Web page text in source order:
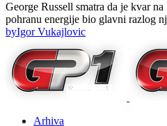
George Russell smatra da je kvar
pohranu energije bio glavni razlog
byIgor Vukajlovic
Arhiva